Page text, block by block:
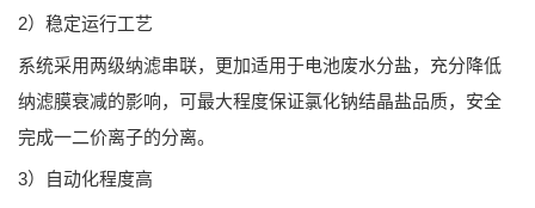
2）稳定运行工艺
系统采用两级纳滤串联，更加适用于电池废水分盐，充分降低
纳滤膜衰减的影响，可最大程度保证氯化钠结晶盐品质，安全
完成一二价离子的分离。
3）自动化程度高